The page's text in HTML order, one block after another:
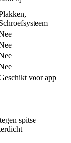
,
Schroefsysteem
voor app
spitse